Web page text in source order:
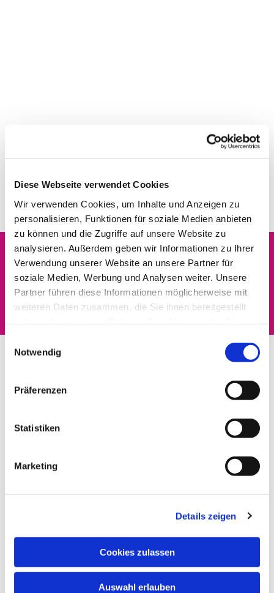
Diese Webseite verwendet Cookies
Wir verwenden Cookies, um Inhalte und Anzeigen zu
personalisieren, Funktionen für soziale Medien anbieten
zu können und die Zugriffe auf unsere Website zu
analysieren. Außerdem geben wir Informationen zu Ihrer
Verwendung unserer Website an unsere Partner für
soziale Medien, Werbung und Analysen weiter. Unsere
Partner führen diese Informationen möglicherweise mit
weiteren Daten zusammen, die Sie ihnen bereitgestellt
Notwendig
Präferenzen
Statistiken
Marketing
Details zeigen
Cookies zulassen
Auswahl erlauben
Dies könnte Sie auch
interessieren